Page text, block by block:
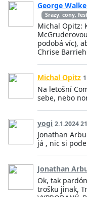
George
Srazy, cony,
Michal Opitz:
podobá víc),
Chrise
Michal Opitz
Na letošní
sebe, nebo
yogi 2.1.2024
Jonathan
já , nic si
Jonathan
Ok, tak
trošku jinak,